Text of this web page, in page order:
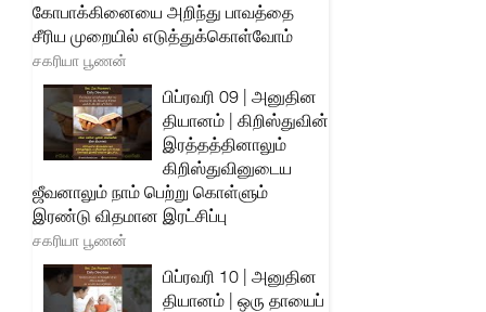
கோபாக்கினையை அறிந்து பாவத்தை
சீரிய முறையில் எடுத்துக்கொள்வோம்
சகரியா பூணன்
பிப்ரவரி 09 | அனுதின
தியானம் | கிறிஸ்துவின்
இரத்தத்தினாலும்
கிறிஸ்துவினுடைய
ஜீவனாலும் நாம் பெற்று கொள்ளும்
இரண்டு விதமான இரட்சிப்பு
சகரியா பூணன்
பிப்ரவரி 10 | அனுதின
தியானம் | ஒரு தாயைப்